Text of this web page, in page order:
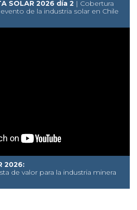
SOLAR 2026 día 2 | Cobertura
de la industria solar en Chile
2026:
de valor para la industria minera